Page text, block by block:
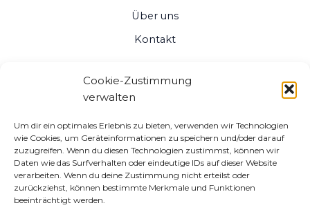
Cookie-Zustimmung
verwalten
Um dir ein optimales Erlebnis zu bieten, verwenden wir Technologien
wie Cookies, um Geräteinformationen zu speichern und/oder darauf
zuzugreifen. Wenn du diesen Technologien zustimmst, können wir
Daten wie das Surfverhalten oder eindeutige IDs auf dieser Website
verarbeiten. Wenn du deine Zustimmung nicht erteilst oder
zurückziehst, können bestimmte Merkmale und Funktionen
beeinträchtigt werden.
Über uns
Kontakt